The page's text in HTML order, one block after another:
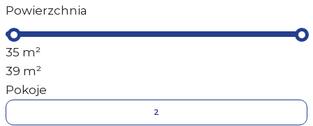
Powierzchnia
35 m²
39 m²
Pokoje
2